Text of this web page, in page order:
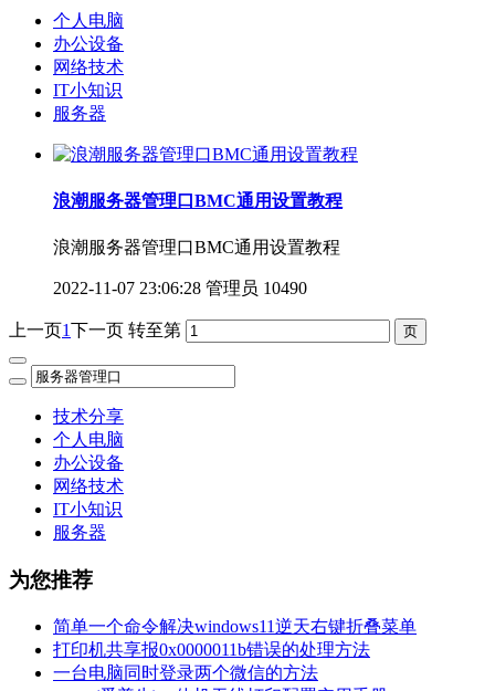
个人电脑
办公设备
网络技术
IT小知识
服务器
浪潮服务器管理口BMC通用设置教程
浪潮服务器管理口BMC通用设置教程
2022-11-07 23:06:28 管理员 10490
上一页1下一页 转至第
技术分享
个人电脑
办公设备
网络技术
IT小知识
服务器
为您推荐
简单一个命令解决windows11逆天右键折叠菜单
打印机共享报0x0000011b错误的处理方法
一台电脑同时登录两个微信的方法